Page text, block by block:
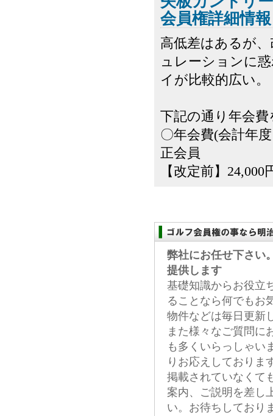
会員権詳細情報
高低差はあるが
ュレーションに
イが比較的広い。
下記の通り年会
〇年会費(会計年
正会員
【改定前】
弊社にお任せ下さい
提供します
基礎知識からお役立
ることなら何でもお
物件などは毎日更新
また様々なご質問に
も多くいらっしゃい
りお応えしておりま
掲載されていなくて
案内、ご説明を差し
い。お待ちしており